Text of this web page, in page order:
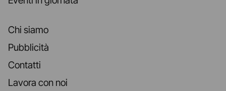
Chi siamo
Pubblicità
Contatti
Lavora con noi